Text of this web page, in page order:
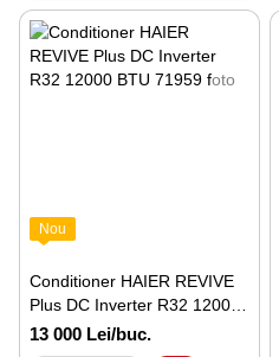
Nou
Conditioner HAIER REVIVE
Plus DC Inverter R32 12000
BTU
13 000 Lei/buc.